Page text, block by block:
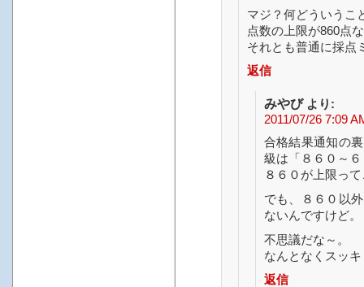
マジ？何どういうこ
点数の上限が860点
それとも普通に採点
返信
みやび より:
2011/07/26 7:09
合格結果通知の
級は「８６０～
８６０が上限っ
でも、８６０以
ないんですけど。
不思議だな～。
なんとなくスッ
返信